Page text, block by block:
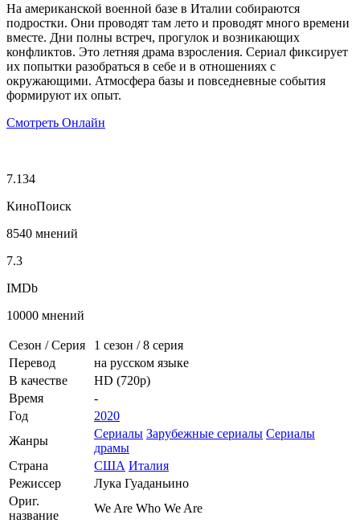
На американской военной базе в Италии собираются
подростки. Они проводят там лето и проводят много времени
вместе. Дни полны встреч, прогулок и возникающих
конфликтов. Это летняя драма взросления. Сериал фиксирует
их попытки разобраться в себе и в отношениях с
окружающими. Атмосфера базы и повседневные события
формируют их опыт.
Смотреть Онлайн
7.134
КиноПоиск
8540 мнений
7.3
IMDb
10000 мнений
Сезон / Серия 1 сезон /8 серия
Перевод
на русском языке
В качестве
HD (720p)
Время
-
Год
2020
Жанры
Сериалы Зарубежные сериалы Сериалы
драмы
Страна
США Италия
Режиссер
Лука Гуаданьино
Ориг.
название
We Are Who We Are